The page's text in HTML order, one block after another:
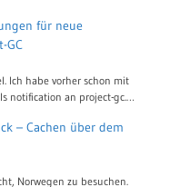
für neue
GC
Ich habe vorher schon mit
notification an project-gc.…
– Cachen über dem
Norwegen zu besuchen.